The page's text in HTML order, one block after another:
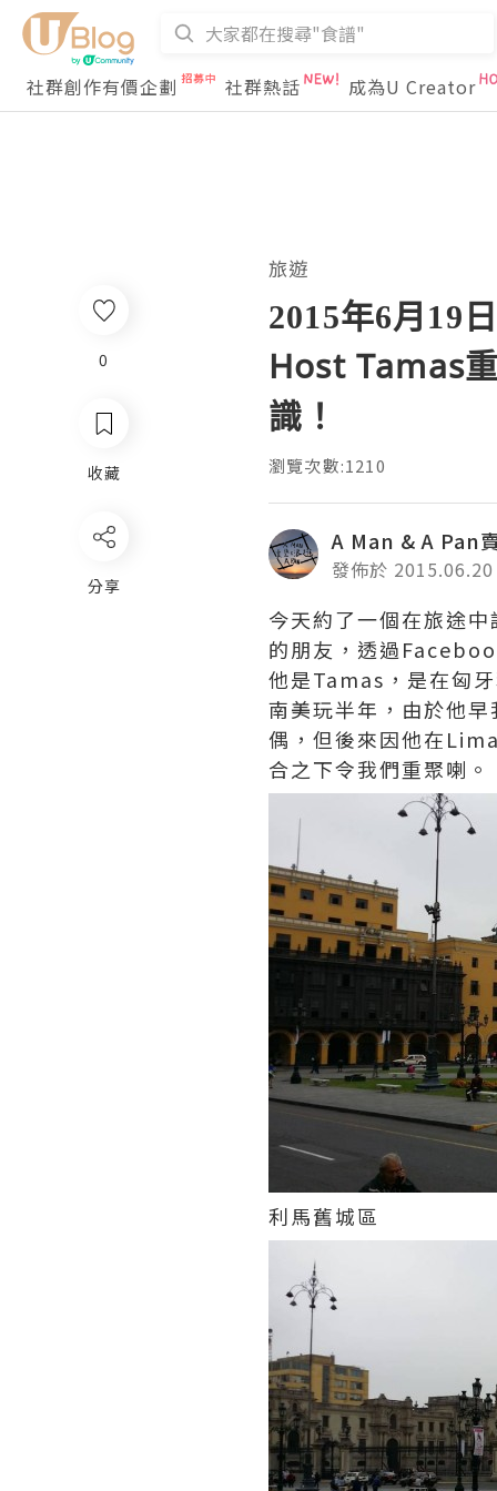
社群創作有價企劃 社群熱話 成為U Creator
0
收藏
分享
旅遊
2015年6月19
Host Tamas
識！
瀏覽次數:1210
A Man & A Pan
發佈於 2015.06.20
今天約了一個在旅途
的朋友，透過
他是Tamas，是在匈
南美玩半年，由於他
偶，但後來因他在
合之下令我們重聚喇。
利馬舊城區